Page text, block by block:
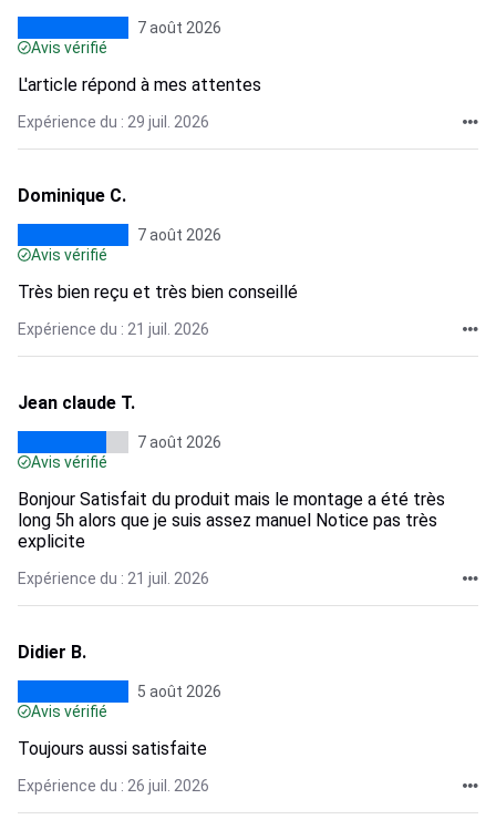
7 août 2026
Avis vérifié
L'article répond à mes attentes
Expérience du : 29 juil. 2026
Dominique C.
7 août 2026
Avis vérifié
Très bien reçu et très bien conseillé
Expérience du : 21 juil. 2026
Jean claude T.
7 août 2026
Avis vérifié
Bonjour Satisfait du produit mais le montage a été très
long 5h alors que je suis assez manuel Notice pas très
explicite
Expérience du : 21 juil. 2026
Didier B.
5 août 2026
Avis vérifié
Toujours aussi satisfaite
Expérience du : 26 juil. 2026